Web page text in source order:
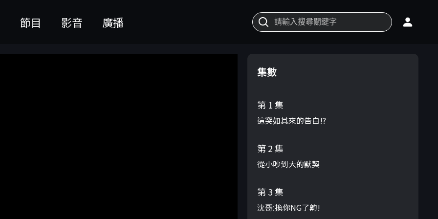
節目 影音 廣播
集數
第 1 集
這突如其來的告白!?
第 2 集
從小吵到大的默契
第 3 集
沈哥:換你NG了齁!